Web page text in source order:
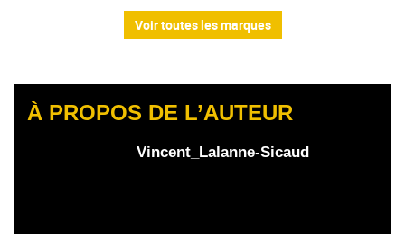
Voir toutes les marques
À PROPOS DE L’AUTEUR
Vincent_Lalanne-Sicaud